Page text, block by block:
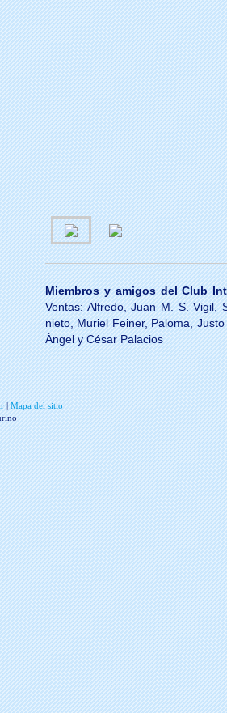
Miembros y amigos del Club
Ventas: Alfredo, Juan M. S. Vigil,
nieto, Muriel Feiner, Paloma,
Ángel y César Palacios
| Mapa del sitio